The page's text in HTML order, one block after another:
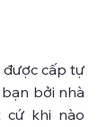
được cấp tự
bởi nhà
cứ khi nào